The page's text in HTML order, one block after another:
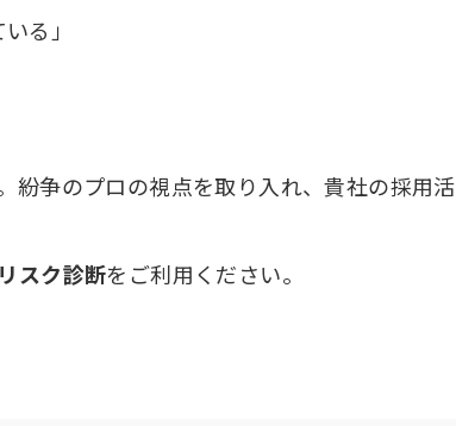
る」
紛争のプロの視点を取り入れ、貴社の採用活
スク診断をご利用ください。